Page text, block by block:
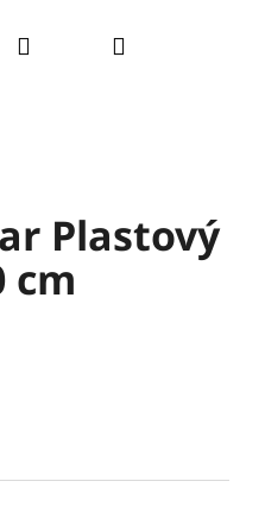
Kontakty
PrihlásenieNákupný
Plastový
cm